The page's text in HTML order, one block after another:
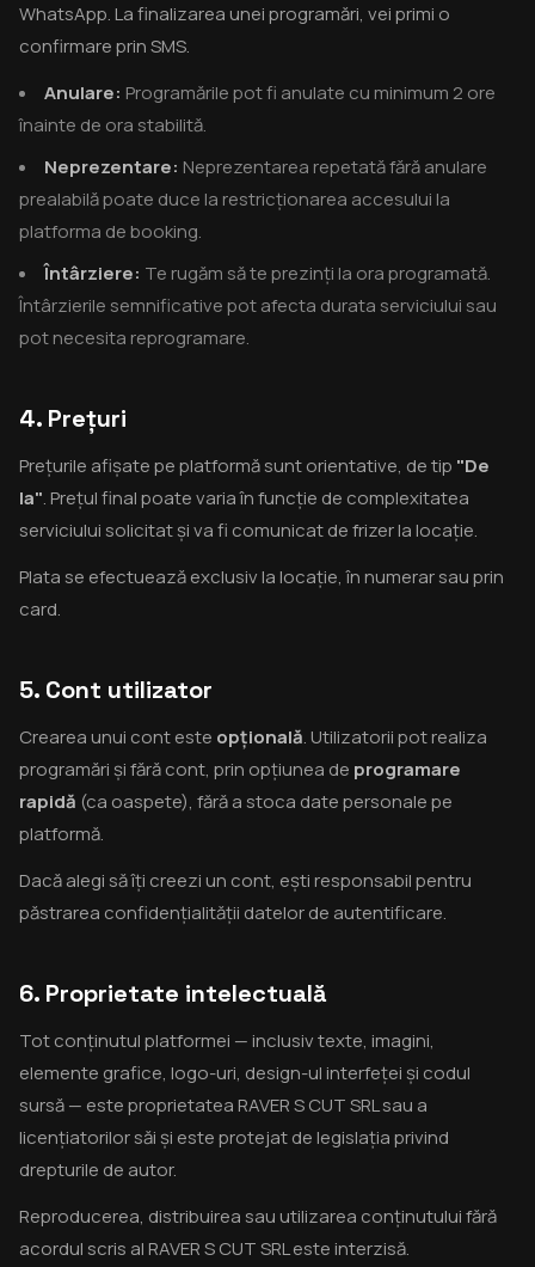
WhatsApp. La finalizarea unei programări, vei primi o
confirmare prin SMS.
Anulare: Programările pot fi anulate cu minimum 2 ore
înainte de ora stabilită.
Neprezentare: Neprezentarea repetată fără anulare
prealabilă poate duce la restricționarea accesului la
platforma de booking.
Întârziere: Te rugăm să te prezinți la ora programată.
Întârzierile semnificative pot afecta durata serviciului sau
pot necesita reprogramare.
4. Prețuri
Prețurile afișate pe platformă sunt orientative, de tip "De
la". Prețul final poate varia în funcție de complexitatea
serviciului solicitat și va fi comunicat de frizer la locație.
Plata se efectuează exclusiv la locație, în numerar sau prin
card.
5. Cont utilizator
Crearea unui cont este opțională. Utilizatorii pot realiza
programări și fără cont, prin opțiunea de programare
rapidă (ca oaspete), fără a stoca date personale pe
platformă.
Dacă alegi să îți creezi un cont, ești responsabil pentru
păstrarea confidențialității datelor de autentificare.
6. Proprietate intelectuală
Tot conținutul platformei — inclusiv texte, imagini,
elemente grafice, logo-uri, design-ul interfeței și codul
sursă — este proprietatea RAVER S CUT SRL sau a
licențiatorilor săi și este protejat de legislația privind
drepturile de autor.
Reproducerea, distribuirea sau utilizarea conținutului fără
acordul scris al RAVER S CUT SRL este interzisă.